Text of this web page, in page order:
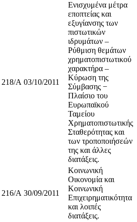
218/Α 03/10/2011
Ενισχυμένα μέτρα
εποπτείας και
εξυγίανσης των
πιστωτικών
ιδρυμάτων –
Ρύθμιση θεμάτων
χρηματοπιστωτικού
χαρακτήρα –
Κύρωση της
Σύμβασης −
Πλαίσιο του
Ευρωπαϊκού
Ταμείου
Χρηματοπιστωτικής
Σταθερότητας και
των τροποποιήσεών
της και άλλες
διατάξεις.
216/Α 30/09/2011
Κοινωνική
Οικονομία και
Κοινωνική
Επιχειρηματικότητα
και λοιπές
διατάξεις.